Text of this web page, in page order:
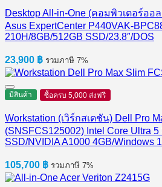
Desktop All-in-One (คอมพิวเตอร์อ
Asus ExpertCenter P440VAK-
210H/8GB/512GB SSD/23.8″/DOS
23,900 ฿ รวมภาษี 7%
มีสินค้า ซื้อครบ 5,000 ส่งฟรี
Workstation (เวิร์กสเตชัน) Dell Pro
(SNSFCS125002) Intel Core Ultra
SSD/NVIDIA A1000 4GB/Windows
105,700 ฿ รวมภาษี 7%